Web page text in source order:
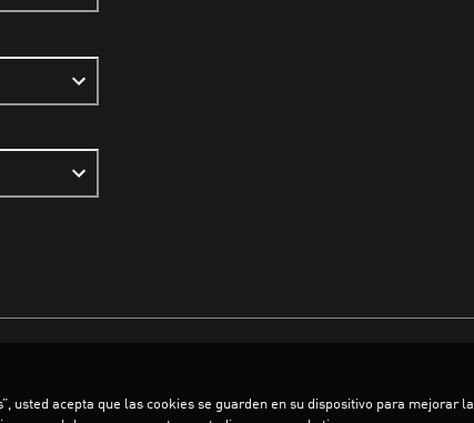
usted acepta que las cookies se guarden en su dispositivo para mejorar la